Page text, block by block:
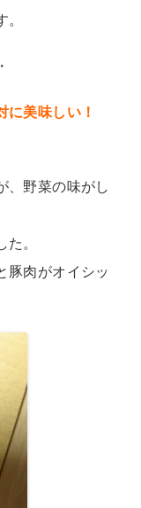
に美味しい！
、野菜の味がし
。
豚肉がオイシッ